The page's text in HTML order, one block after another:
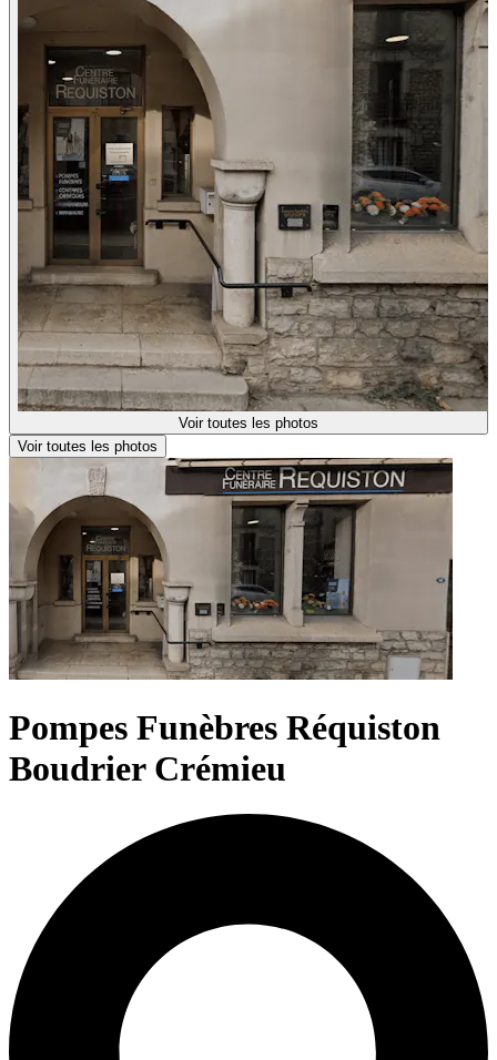
Voir toutes les photos
Voir toutes les photos
Pompes Funèbres Réquiston
Boudrier Crémieu